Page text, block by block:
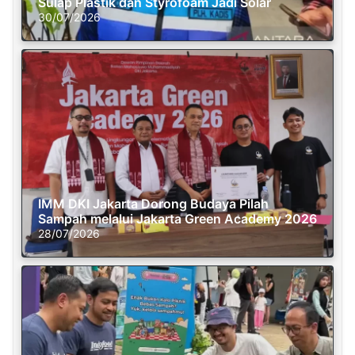
30/07/2026
IMM DKI Jakarta Dorong Budaya Pilah
Sampah melalui Jakarta Green Academy 2026
28/07/2026